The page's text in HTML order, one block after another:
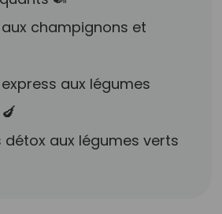
champignons et
aux légumes
détox aux légumes verts